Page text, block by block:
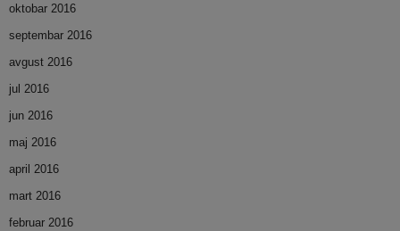
oktobar 2016
septembar 2016
avgust 2016
jul 2016
jun 2016
maj 2016
april 2016
mart 2016
februar 2016